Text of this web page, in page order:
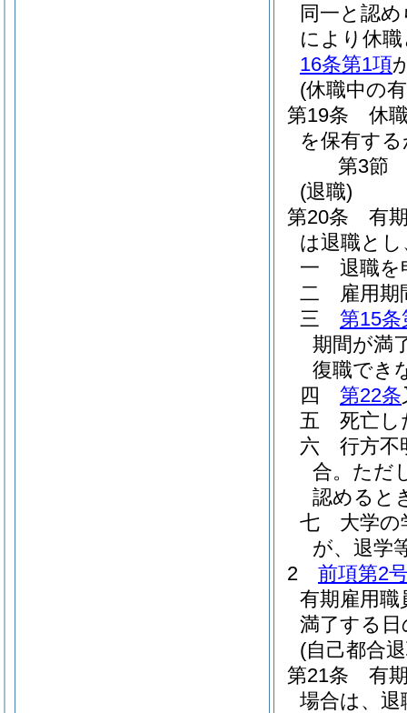
同一と認
により休
16条第1項
(休職中の
第19条
休
を保有す
第3節
(退職)
第20条
有
は退職と
一
退職を
二
雇用期
三
第15条
期間が満
復職でき
四
第22条
五
死亡し
六
行方不
合。 ただ
認めると
七
大学の
が、退学
2
前項第2
有期雇用
満了する
(自己都合
第21条
有
場合は、